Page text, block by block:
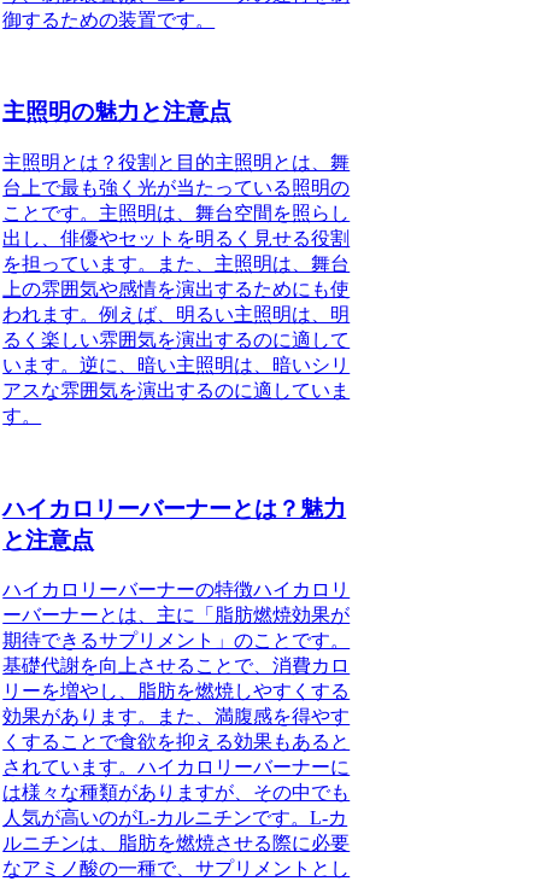
御するための装置です。
主照明の魅力と注意点
主照明とは？役割と目的主照明とは、舞
台上で最も強く光が当たっている照明の
ことです。主照明は、舞台空間を照らし
出し、俳優やセットを明るく見せる役割
を担っています。また、主照明は、舞台
上の雰囲気や感情を演出するためにも使
われます。例えば、明るい主照明は、明
るく楽しい雰囲気を演出するのに適して
います。逆に、暗い主照明は、暗いシリ
アスな雰囲気を演出するのに適していま
す。
ハイカロリーバーナーとは？魅力
と注意点
ハイカロリーバーナーの特徴ハイカロリ
ーバーナーとは、主に「脂肪燃焼効果が
期待できるサプリメント」のことです。
基礎代謝を向上させることで、消費カロ
リーを増やし、脂肪を燃焼しやすくする
効果があります。また、満腹感を得やす
くすることで食欲を抑える効果もあると
されています。ハイカロリーバーナーに
は様々な種類がありますが、その中でも
人気が高いのがL-カルニチンです。L-カ
ルニチンは、脂肪を燃焼させる際に必要
なアミノ酸の一種で、サプリメントとし